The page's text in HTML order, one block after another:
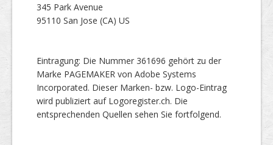
345 Park Avenue
95110 San Jose (CA) US
Eintragung: Die Nummer 361696 gehört zu der
Marke PAGEMAKER von Adobe Systems
Incorporated. Dieser Marken- bzw. Logo-Eintrag
wird publiziert auf Logoregister.ch. Die
entsprechenden Quellen sehen Sie fortfolgend.